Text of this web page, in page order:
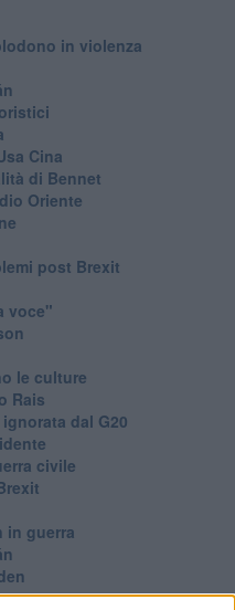
in violenza
Cina
di Bennet
Oriente
post Brexit
voce"
le culture
Rais
dal G20
civile
in guerra